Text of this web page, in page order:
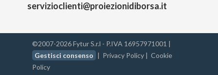
servizioclienti@proiezionidiborsa.it
©2007-2026 Fytur S.r.l - P.IVA 16957971001 |
Gestisci consenso | Privacy Policy | Cookie
Policy